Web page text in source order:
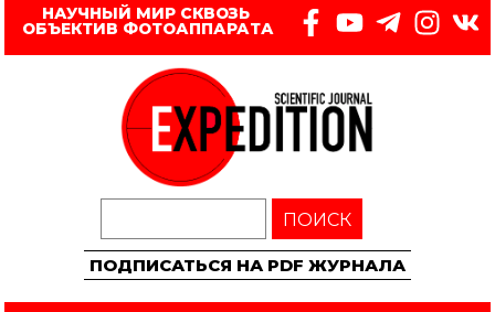
НАУЧНЫЙ МИР СКВОЗЬ
ОБЪЕКТИВ ФОТОАППАРАТА
ПОИСК
ПОДПИСАТЬСЯ НА PDF ЖУРНАЛА